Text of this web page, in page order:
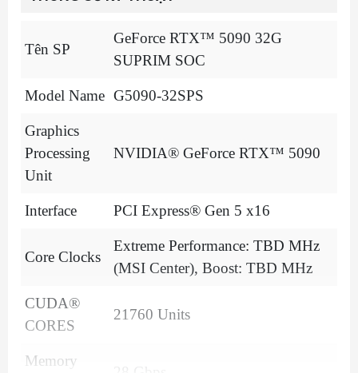
Tên SP
GeForce RTX™ 5090 32G
SUPRIM SOC
Model Name G5090-32SPS
Graphics
Processing
Unit
NVIDIA® GeForce RTX™ 5090
Interface PCI Express® Gen 5 x16
Core Clocks
Extreme Performance: TBD MHz
(MSI Center), Boost: TBD MHz
CUDA®
CORES
21760 Units
Memory